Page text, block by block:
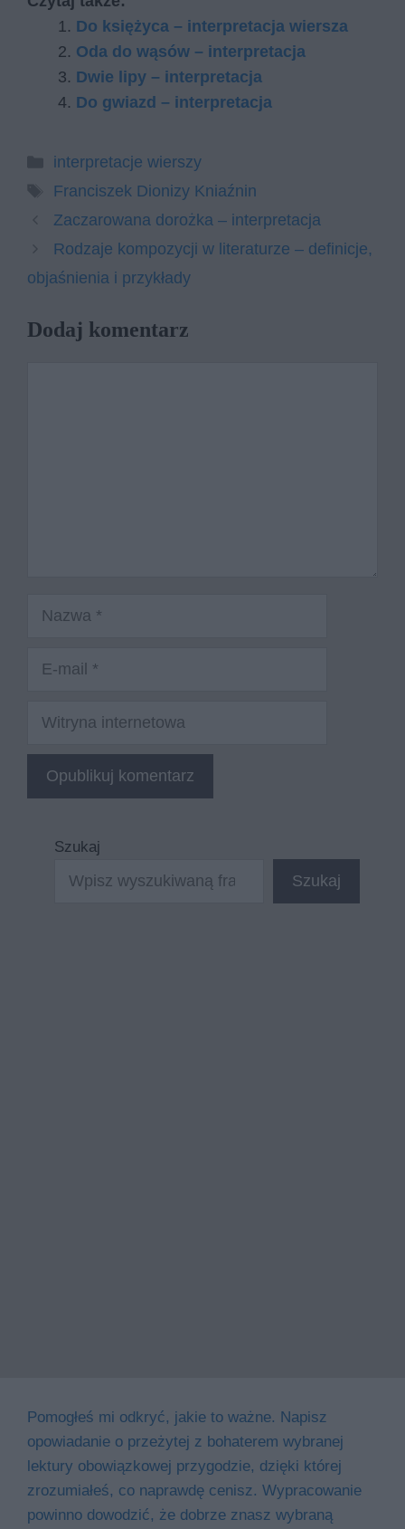
Do księżyca – interpretacja wiersza
Oda do wąsów – interpretacja
Dwie lipy – interpretacja
Do gwiazd – interpretacja
Kategorie
interpretacje wierszy
Tagi
Franciszek Dionizy Kniaźnin
Zaczarowana dorożka – interpretacja
Rodzaje kompozycji w literaturze – definicje,
objaśnienia i przykłady
Dodaj komentarz
Nazwa
Witryna
Szukaj
Szukaj
Pomogłeś mi odkryć, jakie to ważne. Napisz
opowiadanie o przeżytej z bohaterem wybranej
lektury obowiązkowej przygodzie, dzięki której
zrozumiałeś, co naprawdę cenisz. Wypracowanie
powinno dowodzić, że dobrze znasz wybraną